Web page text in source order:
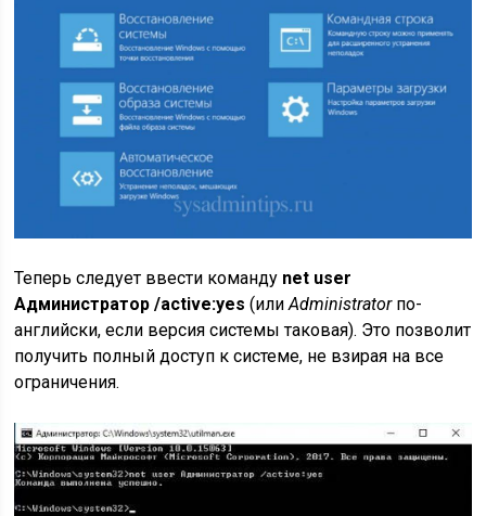
Теперь следует ввести команду net user
Администратор /active:yes (илиAdministratorпо-
английски, если версия системы таковая). Это позволит
получить полный доступ к системе, не взирая на все
ограничения.